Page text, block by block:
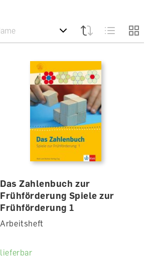
Das Zahlenbuch zur
Frühförderung Spiele zur
Frühförderung 1
Arbeitsheft
lieferbar